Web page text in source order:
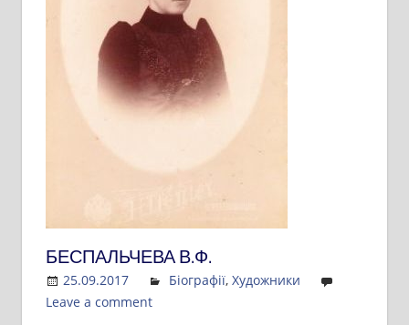
БЕСПАЛЬЧЕВА В.Ф.
25.09.2017 Admin
Біографії, Художники
Leave a comment